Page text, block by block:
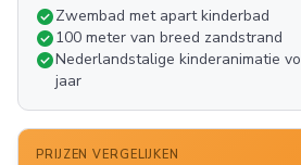
check_circleZwembad met apart kinderbad
check_circle100 meter van breed zandstrand
check_circleNederlandstalige kinderanimatie
jaar
PRIJZEN VERGELIJKEN